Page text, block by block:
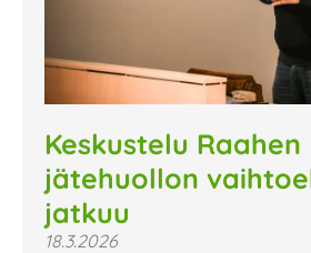
Keskustelu Raahen
jätehuollon
jatkuu
18.3.2026